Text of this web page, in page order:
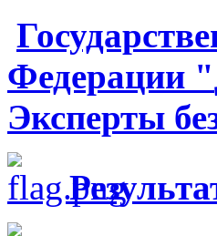
Федерации "
Эксперты